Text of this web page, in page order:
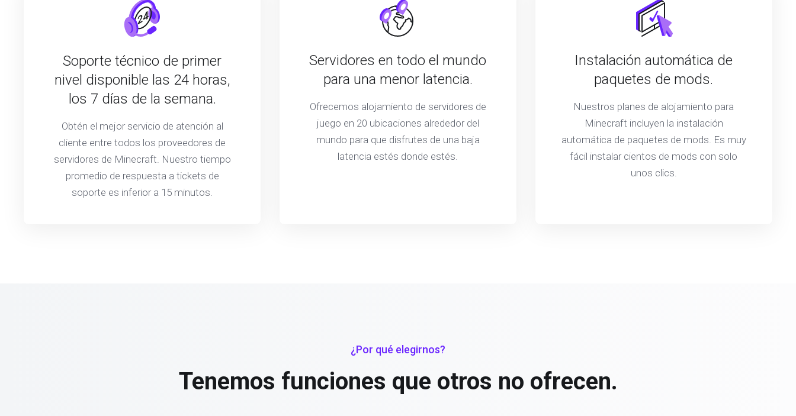
Soporte técnico de primer
nivel disponible las 24 horas,
los 7 días de la semana.
Obtén el mejor servicio de atención al
cliente entre todos los proveedores de
servidores de Minecraft. Nuestro tiempo
promedio de respuesta a tickets de
soporte es inferior a 15 minutos.
Servidores en todo el mundo
para una menor latencia.
Ofrecemos alojamiento de servidores de
juego en 20 ubicaciones alrededor del
mundo para que disfrutes de una baja
latencia estés donde estés.
Instalación automática de
paquetes de mods.
Nuestros planes de alojamiento para
Minecraft incluyen la instalación
automática de paquetes de mods. Es muy
fácil instalar cientos de mods con solo
unos clics.
¿Por qué elegirnos?
Tenemos funciones que otros no ofrecen.